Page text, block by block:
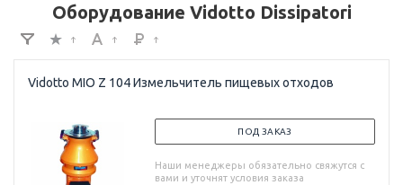
Оборудование Vidotto Dissipatori
Vidotto MIO Z 104 Измельчитель пищевых отходов
ПОД ЗАКАЗ
Наши менеджеры обязательно свяжутся с
вами и уточнят условия заказа